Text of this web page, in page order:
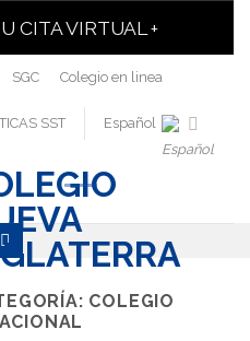
CITA VIRTUAL +
SGC Colegio en linea
SST Español
COLEGIO